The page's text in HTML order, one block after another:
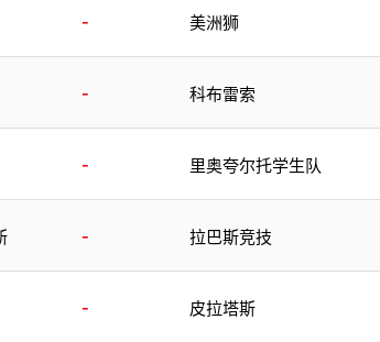
- 美洲狮
- 科布雷索
- 里奥夸尔托学生队
- 拉巴斯竞技
- 皮拉塔斯